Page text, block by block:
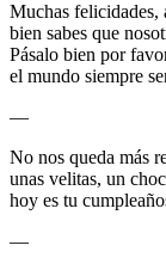
Muchas felicidades,
bien sabes que
Pásalo bien por
el mundo siempre
—
No nos queda más
unas velitas, un
hoy es tu
—